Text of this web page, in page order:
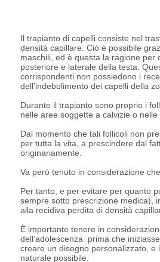
Il trapianto di capelli consiste nel
densità capillare. Ciò è possibile
maschili, ed è questa la ragione per
posteriore e laterale della testa.
corrispondenti non possiedono i
dell’indebolimento dei capelli della
Durante il trapianto sono proprio i
nelle aree soggette a calvizie o
Dal momento che tali follicoli non
per tutta la vita, a prescindere dal
originariamente.
Va però tenuto in considerazione
Per tanto, e per evitare per quanto
sempre sotto prescrizione medica),
alla recidiva perdita di densità
È importante tenere in
dell’adolescenza prima che
creare un disegno personalizzato, e
naturale possibile.